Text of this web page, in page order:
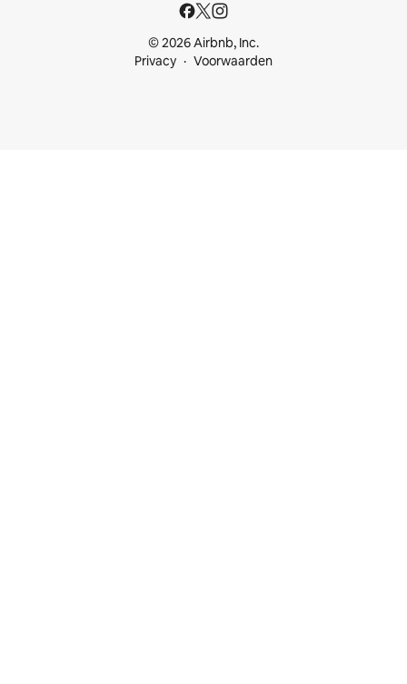
© 2026 Airbnb, Inc.
Privacy
Voorwaarden